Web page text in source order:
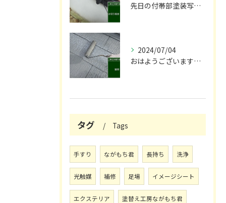
先日の付帯部塗装写真です！😌
2024/07/04
おはようございます🌞！
タグ Tags
手すり ながもち君 長持ち 洗浄
光触媒 補修 足場 イメージシート
エクステリア 塗替え工房ながもち君